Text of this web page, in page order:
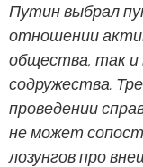
Путин выбрал
отношении
общества, так и
содружества.
проведении
не может
лозунгов про